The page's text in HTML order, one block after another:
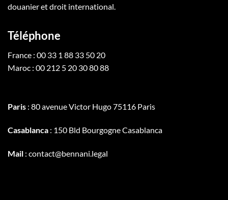
douanier et droit international.
Téléphone
France : 00 33 1 88 33 50 20
Maroc : 00 212 5 20 30 80 88
Paris : 80 avenue Victor Hugo 75116 Paris
Casablanca : 150 Bld Bourgogne Casablanca
Mail : contact@bennani.legal